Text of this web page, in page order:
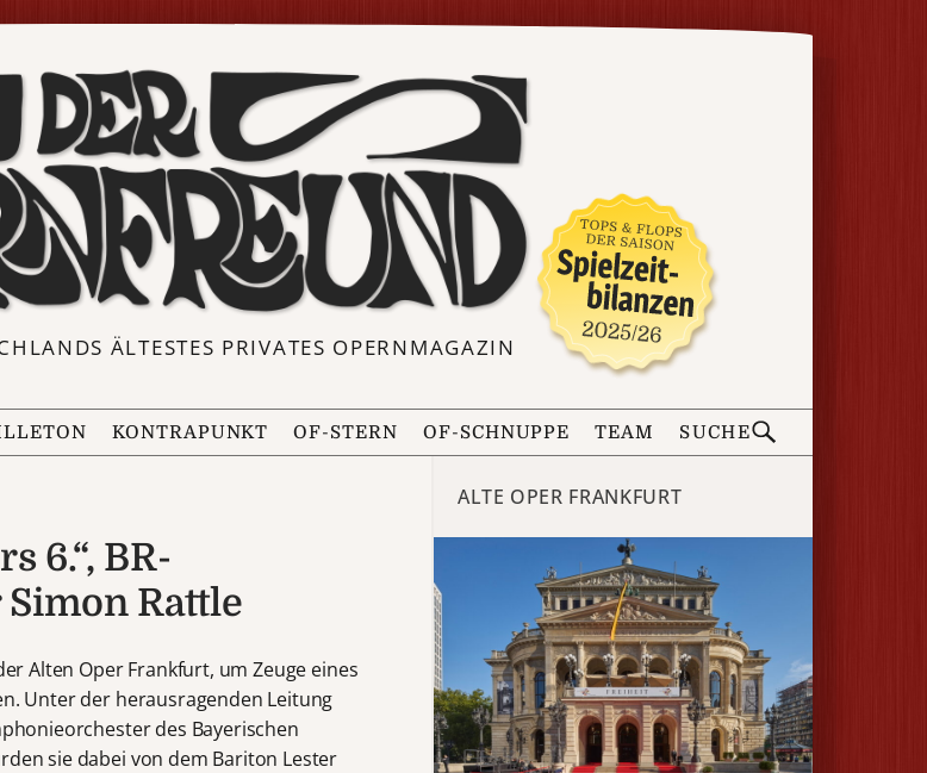
ÄLTESTES PRIVATES OPERNMAGAZIN
KONTRAPUNKT OF-STERN OF-SCHNUPPE TEAM SUCHE
6.“, BR-
Rattle
Alten Oper Frankfurt, um Zeuge eines
Unter der herausragenden Leitung
des Bayerischen
sie dabei von dem Bariton Lester
ALTE OPER FRANKFURT